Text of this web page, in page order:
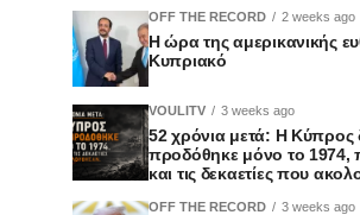
OFF THE RECORD 2 weeks ago
Η ώρα της αμερικανικής
Κυπριακό
VOULITV 3 weeks ago
52 χρόνια μετά: Η Κύπρος
προδόθηκε μόνο το 1974,
και τις δεκαετίες που
OFF THE RECORD 3 weeks ago